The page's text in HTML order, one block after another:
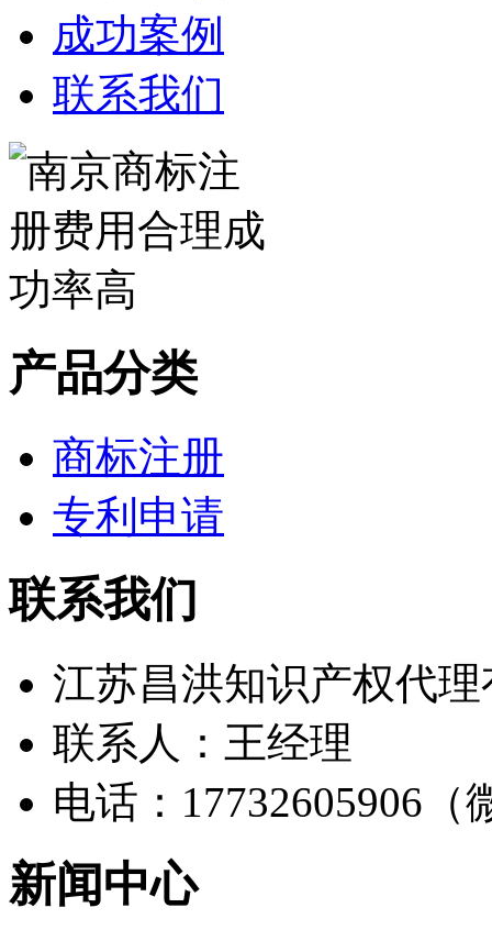
成功案例
联系我们
产品分类
商标注册
专利申请
联系我们
江苏昌洪知识产权代
联系人：王经理
电话：17732605906（
新闻中心